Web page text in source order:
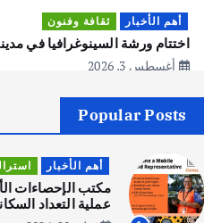
أهم الأخبار ثقافة وفنون
اختتام ورشة السينوغرافيا في مدينة
أغسطس 3, 2026
أهم الأخبار
قصة نجاح
اصبح بطلاً
الاجسام
يوليو 30, 2026
Popular Posts
أهم الأخبار
عملية التعداد السكاني في11 من